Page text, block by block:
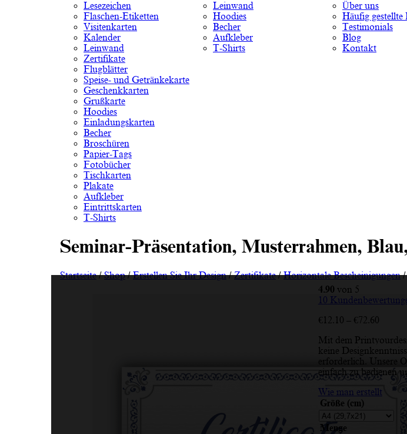
Lesezeichen
Flaschen-Etiketten
Visitenkarten
Kalender
Leinwand
Zertifikate
Flugblätter
Speise- und Getränkekarte
Geschenkkarten
Grußkarte
Hoodies
Einladungskarten
Becher
Broschüren
Papier-Tags
Fotobücher
Tischkarten
Plakate
Aufkleber
Eintrittskarten
T-Shirts
Leinwand
Hoodies
Becher
Aufkleber
T-Shirts
Über uns
Häufig gestellte
Testimonials
Blog
Kontakt
Seminar-Präsentation, Musterrahmen,
Startseite/Shop/Erstellen Sie Ihr Design/Zertifikate/Horizontale Bescheinigungen/
4.90 von 5
10
€ 12.10 – € 72.60
bis
€72.60
Mit dem
keine
erforderlich. Unsere
einfach zu bedienen
Wie man erstellt
Größe (cm)
Menge